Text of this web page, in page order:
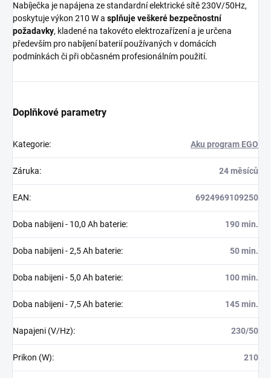
Nabíječka je napájena ze standardní elektrické sítě 230V/50Hz,
poskytuje výkon 210 W a splňuje veškeré bezpečnostní
požadavky, kladené na takovéto elektrozařízení a je určena
především pro nabíjení baterií používaných v domácích
podmínkách či při občasném profesionálním použití.
Doplňkové parametry
Kategorie: Aku program EGO
Záruka: 24 měsíců
EAN: 6924969109250
Doba nabijeni - 10,0 Ah baterie: 190 min.
Doba nabijeni - 2,5 Ah baterie: 50 min.
Doba nabijeni - 5,0 Ah baterie: 100 min.
Doba nabijeni - 7,5 Ah baterie: 145 min.
Napajeni (V/Hz): 230/50
Prikon (W): 210